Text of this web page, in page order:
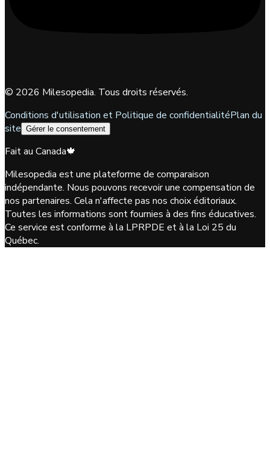
© 2026 Milesopedia. Tous droits réservés.
Conditions d'utilisation et Politique de confidentialitéPlan du
site Gérer le consentement
Fait au Canada🍁
Milesopedia est une plateforme de comparaison
indépendante. Nous pouvons recevoir une compensation de
nos partenaires. Cela n'affecte pas nos choix éditoriaux.
Toutes les informations sont fournies à des fins éducatives.
Ce service est conforme à la LPRPDE et à la Loi 25 du
Québec.